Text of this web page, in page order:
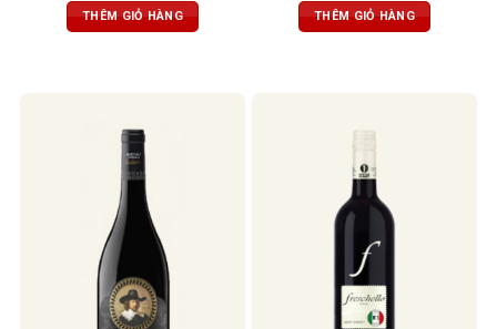
dẻo dai trên vòm miệng
THÊM GIỎ HÀNG
hậu vị sâu lắngTHÊM GIỎ HÀNG